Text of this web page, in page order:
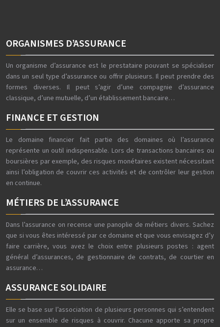
ORGANISMES D’ASSURANCE
Un organisme d’assurance est le prestataire pouvant se spécialiser
dans un seul type d’assurance ou offrir plusieurs. Il peut prendre des
formes diverses. Il peut s’agir d’une compagnie d’assurance
classique, d’une mutuelle, d’un établissement bancaire…
FINANCE ET GESTION
Le domaine financier fait partie des domaines où l’assurance
représente un outil indispensable. Lors de transactions bancaires ou
boursières par exemple, des risques monétaires existent nécessitant
ainsi l’obligation de couvrir ces activités et de contrôler leur gestion
en continue.
MÉTIERS DE L’ASSURANCE
Dans l’assurance on recense une panoplie de métiers divers. Sachez
que si vous êtes intéressé par ce domaine et que vous envisagez d’y
faire carrière, vous avez le choix entre plusieurs postes : agent
général d’assurances, de gestionnaire de contrats, de courtier en
assurance…
ASSURANCE SOLIDAIRE
Elle se base sur l’association de plusieurs personnes qui s’entendent
sur un ensemble de risques à couvrir. Chacune apporte sa propre